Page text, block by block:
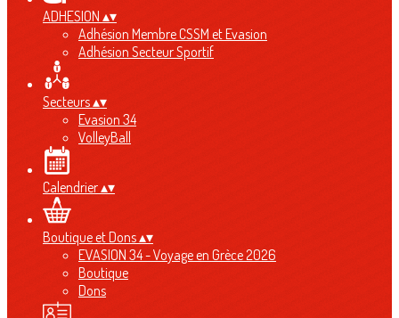
ADHESION ▴▾
Adhésion Membre CSSM et Evasion
Adhésion Secteur Sportif
Secteurs▴▾
Evasion 34
VolleyBall
Calendrier▴▾
Boutique et Dons▴▾
EVASION 34 - Voyage en Grèce 2026
Boutique
Dons